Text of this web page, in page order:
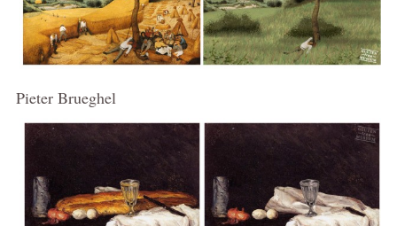
Pieter Brueghel